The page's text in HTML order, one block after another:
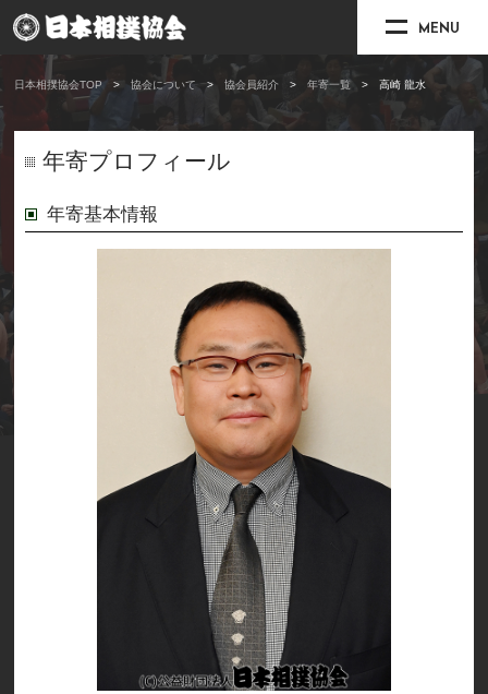
MENU
日本相撲協会TOP 協会について 協会員紹介 年寄一覧 高崎 龍水
年寄プロフィール
年寄基本情報